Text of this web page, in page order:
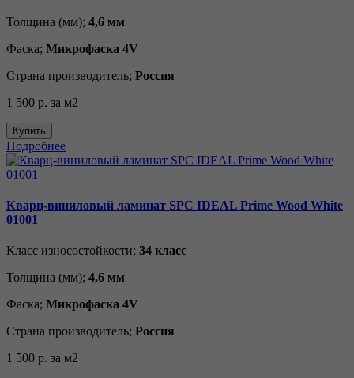
Толщина (мм); 4,6 мм
Фаска; Микрофаска 4V
Страна производитель; Россия
1 500 р. за м2
Купить
Подробнее
Кварц-виниловый ламинат SPC IDEAL Prime Wood White
01001
Класс износостойкости; 34 класс
Толщина (мм); 4,6 мм
Фаска; Микрофаска 4V
Страна производитель; Россия
1 500 р. за м2